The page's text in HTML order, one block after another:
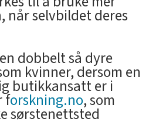
når selvbildet deres
dobbelt så dyre
kvinner, dersom en
butikkansatt er i
forskning.no, som
sørstenettsted